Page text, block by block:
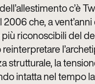
c’è
2006 che, a
riconoscibili del
strutturale, la
intatta nel tempo